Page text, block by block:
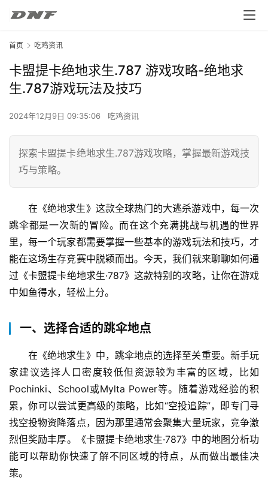
首页 吃鸡资讯
卡盟提卡绝地求生.787 游戏攻略-绝地求
生.787游戏玩法及技巧
2024年12月9日 09:35:06 吃鸡资讯
探索卡盟提卡绝地求生.787游戏攻略，掌握最新游戏技
巧与策略。
在《绝地求生》这款全球热门的大逃杀游戏中，每一次
跳伞都是一次新的冒险。而在这个充满挑战与机遇的世界
里，每一个玩家都需要掌握一些基本的游戏玩法和技巧，才
能在这场生存竞赛中脱颖而出。今天，我们就来聊聊如何通
过《卡盟提卡绝地求生·787》这款特别的攻略，让你在游戏
中如鱼得水，轻松上分。
一、选择合适的跳伞地点
在《绝地求生》中，跳伞地点的选择至关重要。新手玩
家建议选择人口密度较低但资源较为丰富的区域，比如
Pochinki、School或Mylta Power等。随着游戏经验的积
累，你可以尝试更高级的策略，比如“空投追踪”，即专门寻
找空投物资降落点，因为那里通常会聚集大量玩家，竞争激
烈但奖励丰厚。《卡盟提卡绝地求生·787》中的地图分析功
能可以帮助你快速了解不同区域的特点，从而做出最佳决
策。